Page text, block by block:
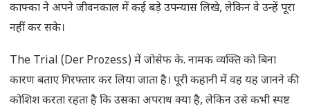
काफ्का ने अपने जीवनकाल में कई बड़े उपन्यास लिखे, लेकिन वे उन्हें पूरा
नहीं कर सके।
The Trial (Der Prozess) में जोसेफ के. नामक व्यक्ति को बिना
कारण बताए गिरफ्तार कर लिया जाता है। पूरी कहानी में वह यह जानने की
कोशिश करता रहता है कि उसका अपराध क्या है, लेकिन उसे कभी स्पष्ट